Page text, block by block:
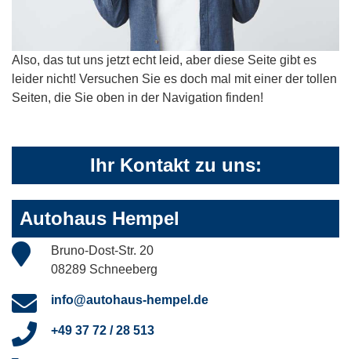
Also, das tut uns jetzt echt leid, aber diese Seite gibt es
leider nicht! Versuchen Sie es doch mal mit einer der tollen
Seiten, die Sie oben in der Navigation finden!
Ihr Kontakt zu uns:
Autohaus Hempel
Bruno-Dost-Str. 20
08289 Schneeberg
info@autohaus-hempel.de
+49 37 72 / 28 513